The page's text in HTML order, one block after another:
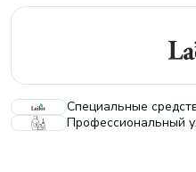
Специальные
Профессиональный